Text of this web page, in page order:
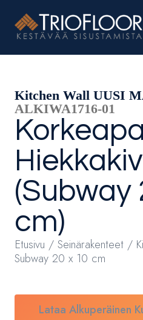
sisältöön
Kitchen Wall UUSI
ALKIWA1716-01
(Subway
cm)
Etusivu / Seinärakenteet /
Subway 20 x 10 cm
Lataa Alkuperäinen